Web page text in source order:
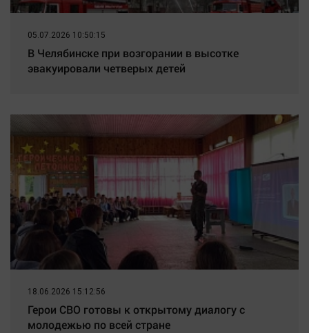
05.07.2026 10:50:15
В Челябинске при возгорании в высотке
эвакуировали четверых детей
18.06.2026 15:12:56
Герои СВО готовы к открытому диалогу с
молодежью по всей стране